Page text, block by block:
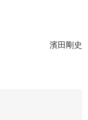
濱田剛史